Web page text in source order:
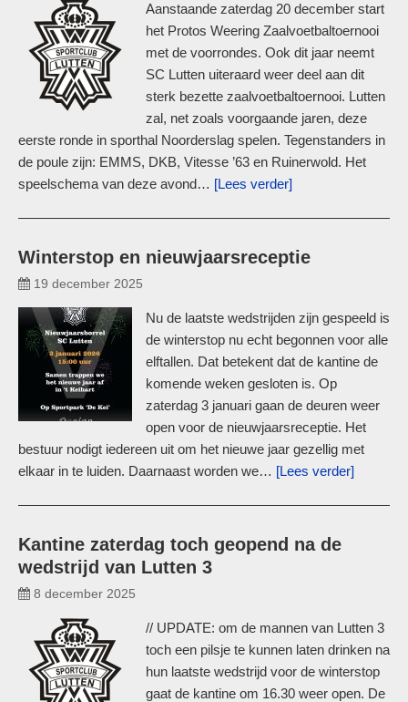
Aanstaande zaterdag 20 december start
het Protos Weering Zaalvoetbaltoernooi
met de voorrondes. Ook dit jaar neemt
SC Lutten uiteraard weer deel aan dit
sterk bezette zaalvoetbaltoernooi. Lutten
zal, net zoals voorgaande jaren, deze
eerste ronde in sporthal Noorderslag spelen. Tegenstanders in
de poule zijn: EMMS, DKB, Vitesse ’63 en Ruinerwold. Het
speelschema van deze avond… [Lees verder]
Winterstop en nieuwjaarsreceptie
19 december 2025
Nu de laatste wedstrijden zijn gespeeld is
de winterstop nu echt begonnen voor alle
elftallen. Dat betekent dat de kantine de
komende weken gesloten is. Op
zaterdag 3 januari gaan de deuren weer
open voor de nieuwjaarsreceptie. Het
bestuur nodigt iedereen uit om het nieuwe jaar gezellig met
elkaar in te luiden. Daarnaast worden we… [Lees verder]
Kantine zaterdag toch geopend na de
wedstrijd van Lutten 3
8 december 2025
// UPDATE: om de mannen van Lutten 3
toch een pilsje te kunnen laten drinken na
hun laatste wedstrijd voor de winterstop
gaat de kantine om 16.30 weer open. De